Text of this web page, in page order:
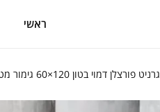
ראשי
גרניט פורצלן דמוי בטון 120×60 גימור מט – תוצרת איטליה